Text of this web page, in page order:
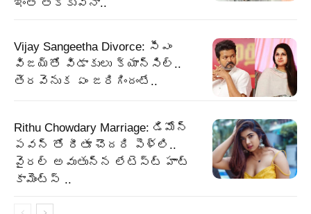
ఇంత తక్కువనా..
Vijay Sangeetha Divorce: సీఎం
విజయ్‌తో విడాకులు క్యాన్సిల్..
తెరవెనుక ఏం జరిగిందంటే..
Rithu Chowdary Marriage: డిమోన్
పవన్ తో రీతూ చౌదరి పెళ్లి..
వైరల్ అవుతున్న లేటెస్ట్ హాట్
కామెంట్స్ ..